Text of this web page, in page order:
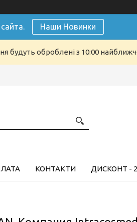
Наши Новинки
будуть оброблені з 10:00
КОНТАКТИ ДИСКОНТ -